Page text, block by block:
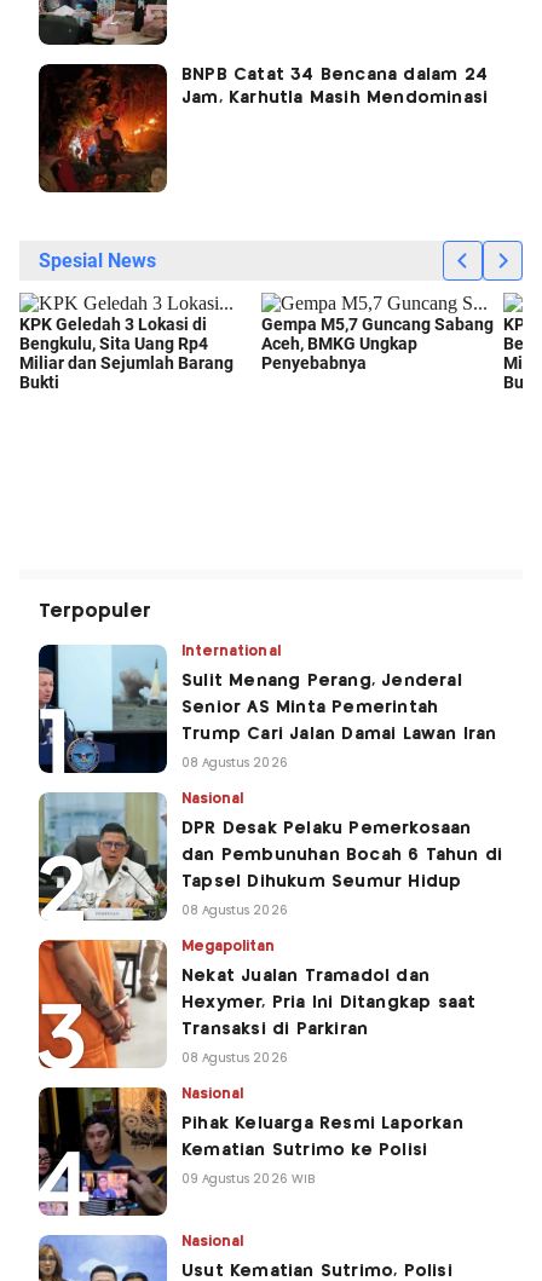
BNPB Catat 34 Bencana dalam 24
Jam, Karhutla Masih Mendominasi
Terpopuler
International
Sulit Menang Perang, Jenderal
Senior AS Minta Pemerintah
Trump Cari Jalan Damai Lawan Iran
08 Agustus 2026
Nasional
DPR Desak Pelaku Pemerkosaan
dan Pembunuhan Bocah 6 Tahun di
Tapsel Dihukum Seumur Hidup
08 Agustus 2026
Megapolitan
Nekat Jualan Tramadol dan
Hexymer, Pria Ini Ditangkap saat
Transaksi di Parkiran
08 Agustus 2026
Nasional
Pihak Keluarga Resmi Laporkan
Kematian Sutrimo ke Polisi
09 Agustus 2026 WIB
Nasional
Usut Kematian Sutrimo, Polisi